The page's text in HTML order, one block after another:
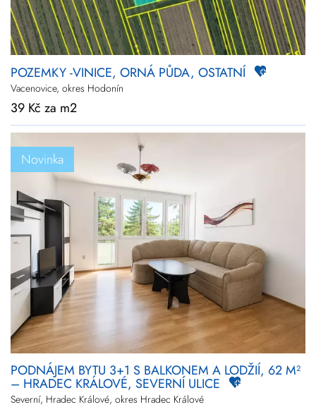
POZEMKY -VINICE, ORNÁ PŮDA, OSTATNÍ
Vacenovice, okres Hodonín
39 Kč za m2
Novinka
PODNÁJEM BYTU 3+1 S BALKONEM A LODŽIÍ, 62 M²
– HRADEC KRÁLOVÉ, SEVERNÍ ULICE
Severní, Hradec Králové, okres Hradec Králové